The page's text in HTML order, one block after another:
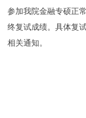
参加我院金融专硕正
终复试成绩。具体复
相关通知。